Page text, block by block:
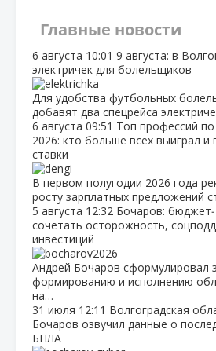
Главные новости
6 августа 10:01 9 августа: в
электричек для болельщиков
Для удобства футбольных
добавят два спецрейса
6 августа 09:51 Топ профессий
2026: кто больше всех выиграл и
ставки
В первом полугодии 2026 года
росту зарплатных предложений
5 августа 12:32 Бочаров:
сочетать осторожность,
инвестиций
Андрей Бочаров сформулировал
формированию и исполнению
на…
31 июля 12:11 Волгоградская
Бочаров озвучил данные о
БПЛА